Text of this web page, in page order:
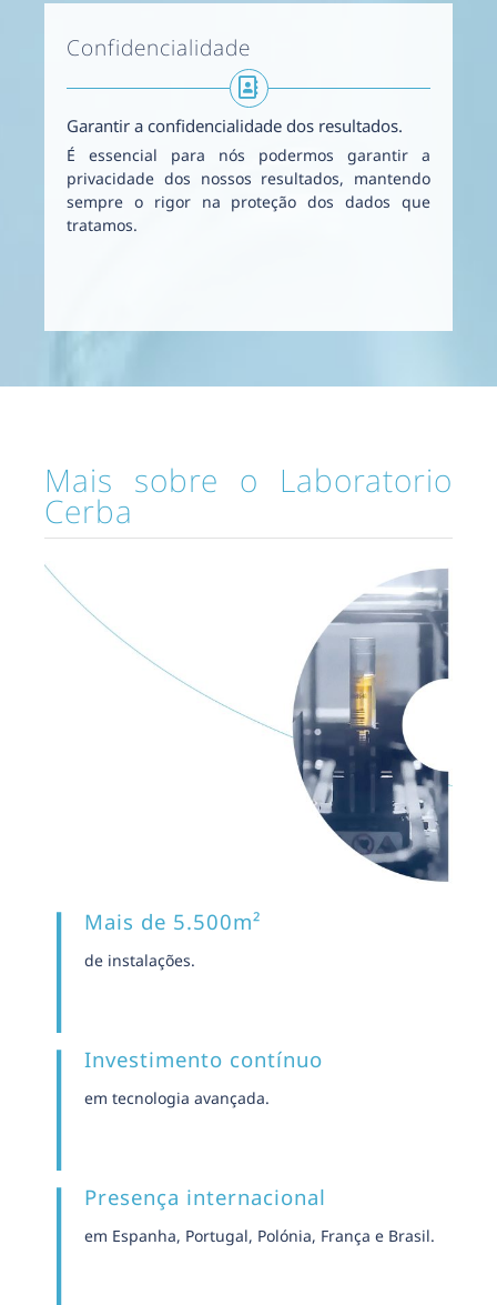
Confidencialidade
Garantir a confidencialidade dos resultados.
É essencial para nós podermos garantir a
privacidade dos nossos resultados, mantendo
sempre o rigor na proteção dos dados que
tratamos.
Mais sobre o Laboratorio
Cerba
Mais de 5.500m²
de instalações.
Investimento contínuo
em tecnologia avançada.
Presença internacional
em Espanha, Portugal, Polónia, França e Brasil.